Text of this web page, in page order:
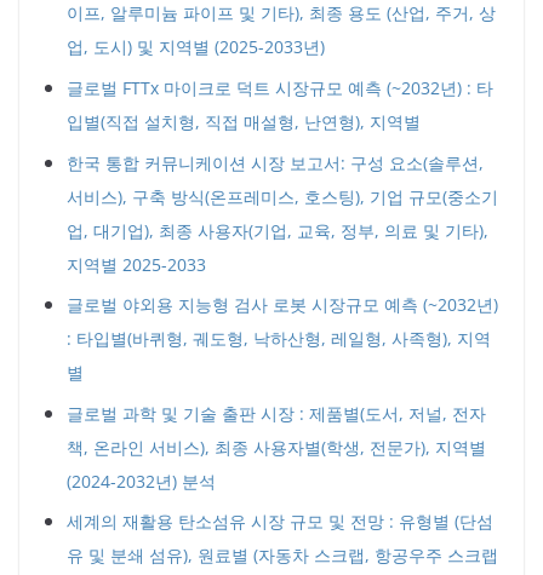
이프, 알루미늄 파이프 및 기타), 최종 용도 (산업, 주거, 상
업, 도시) 및 지역별 (2025-2033년)
글로벌 FTTx 마이크로 덕트 시장규모 예측 (~2032년) : 타
입별(직접 설치형, 직접 매설형, 난연형), 지역별
한국 통합 커뮤니케이션 시장 보고서: 구성 요소(솔루션,
서비스), 구축 방식(온프레미스, 호스팅), 기업 규모(중소기
업, 대기업), 최종 사용자(기업, 교육, 정부, 의료 및 기타),
지역별 2025-2033
글로벌 야외용 지능형 검사 로봇 시장규모 예측 (~2032년)
: 타입별(바퀴형, 궤도형, 낙하산형, 레일형, 사족형), 지역
별
글로벌 과학 및 기술 출판 시장 : 제품별(도서, 저널, 전자
책, 온라인 서비스), 최종 사용자별(학생, 전문가), 지역별
(2024-2032년) 분석
세계의 재활용 탄소섬유 시장 규모 및 전망 : 유형별 (단섬
유 및 분쇄 섬유), 원료별 (자동차 스크랩, 항공우주 스크랩